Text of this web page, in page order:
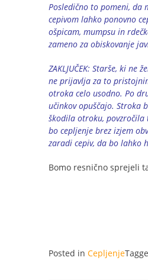
Posledično to pomeni, da
cepivom lahko ponovno
ošpicam, mumpsu in
zameno za obiskovanje
ZAKLJUČEK: Starše, ki
ne prijavlja za to
otroka celo usodno. Po
učinkov opuščajo. Stroka
škodila otroku, povzročila
bo cepljenje brez izjem
zaradi cepiv, da bo lahko
Bomo resnično sprejeli
Posted in Cepljenje